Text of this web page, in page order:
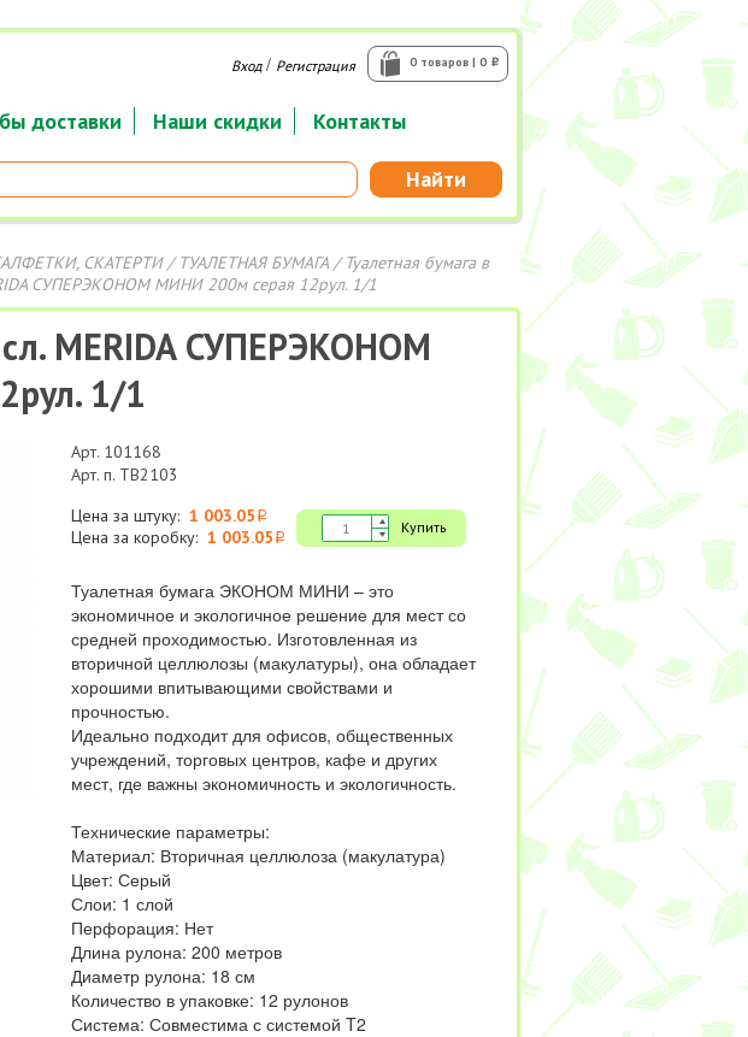
доставки Наши скидки Контакты
Найти
0 товаров | 0 i
Вход/ Регистрация
СКАТЕРТИ/ТУАЛЕТНАЯ БУМАГА/Туалетная бумага в
СУПЕРЭКОНОМ МИНИ 200м серая 12рул. 1/1
MERIDA СУПЕРЭКОНОМ
1/1
Арт. 101168
Арт. п. TB2103
Цена за штуку: 1 003.05 i
Цена за коробку: 1 003.05 i
Купить
Туалетная бумага ЭКОНОМ МИНИ – это
экономичное и экологичное решение для мест со
средней проходимостью. Изготовленная из
вторичной целлюлозы (макулатуры), она обладает
хорошими впитывающими свойствами и
прочностью.
Идеально подходит для офисов, общественных
учреждений, торговых центров, кафе и других
мест, где важны экономичность и экологичность.
Технические параметры:
Материал: Вторичная целлюлоза (макулатура)
Цвет: Серый
Слои: 1 слой
Перфорация: Нет
Длина рулона: 200 метров
Диаметр рулона: 18 см
Количество в упаковке: 12 рулонов
Система: Совместима с системой T2